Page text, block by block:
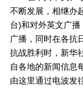
不断发展，相继办
台)和对外英文广
广播，同时在各抗
抗战胜利时，新华
自各地的新闻信息
由这里通过电波发